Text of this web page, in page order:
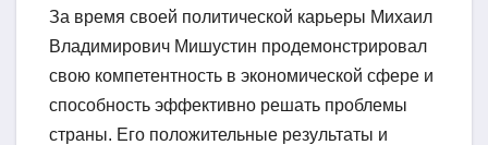
За время своей политической карьеры Михаил
Владимирович Мишустин продемонстрировал
свою компетентность в экономической сфере и
способность эффективно решать проблемы
страны. Его положительные результаты и